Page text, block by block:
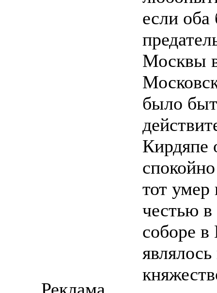
если
Москвы
было
Кирдяпе
тот умер
честью
соборе